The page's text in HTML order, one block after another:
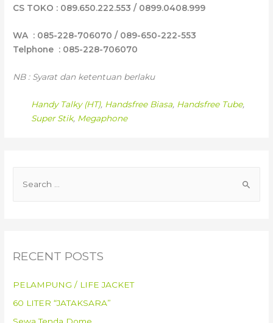
CS TOKO : 089.650.222.553 / 0899.0408.999
WA : 085-228-706070 / 089-650-222-553
Telphone : 085-228-706070
NB : Syarat dan ketentuan berlaku
Handy Talky (HT), Handsfree Biasa, Handsfree Tube,
Super Stik, Megaphone
RECENT POSTS
PELAMPUNG / LIFE JACKET
60 LITER “JATAKSARA”